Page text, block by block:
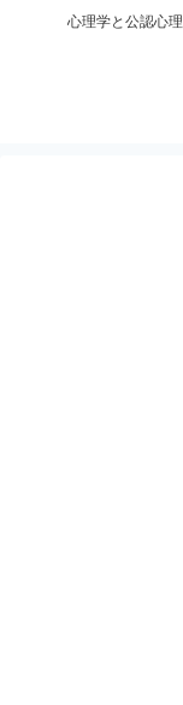
心理学と公認心